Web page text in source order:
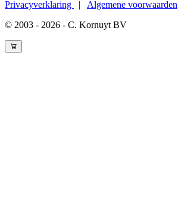
Privacyverklaring | Algemene voorwaarden
© 2003 - 2026 - C. Kornuyt BV